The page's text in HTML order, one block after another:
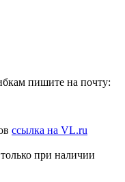
пишите на почту:
ссылка на VL.ru
при наличии